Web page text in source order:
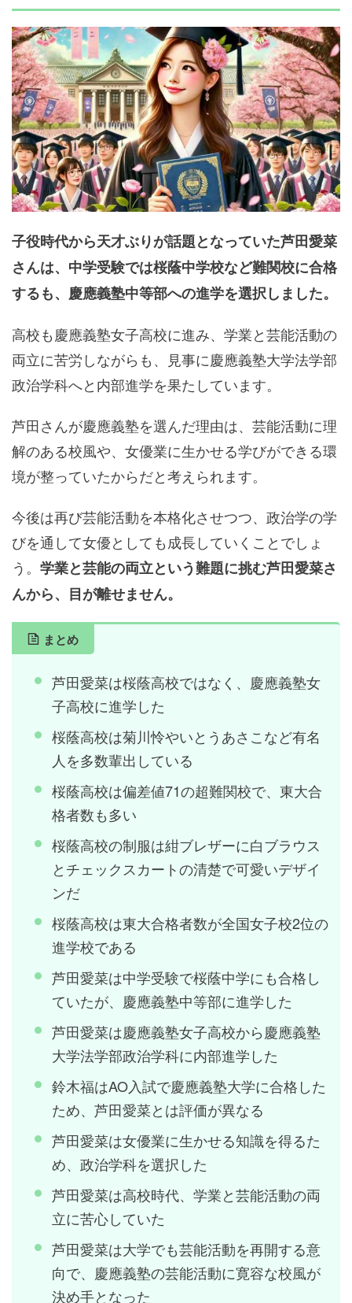
子役時代から天才ぶりが話題となっていた芦田愛菜
さんは、中学受験では桜蔭中学校など難関校に合格
するも、慶應義塾中等部への進学を選択しました。
高校も慶應義塾女子高校に進み、学業と芸能活動の
両立に苦労しながらも、見事に慶應義塾大学法学部
政治学科へと内部進学を果たしています。
芦田さんが慶應義塾を選んだ理由は、芸能活動に理
解のある校風や、女優業に生かせる学びができる環
境が整っていたからだと考えられます。
今後は再び芸能活動を本格化させつつ、政治学の学
びを通して女優としても成長していくことでしょ
う。 学業と芸能の両立という難題に挑む芦田愛菜さ
んから、目が離せません。
まとめ
芦田愛菜は桜蔭高校ではなく、慶應義塾女
子高校に進学した
桜蔭高校は菊川怜やいとうあさこなど有名
人を多数輩出している
桜蔭高校は偏差値71の超難関校で、東大合
格者数も多い
桜蔭高校の制服は紺ブレザーに白ブラウス
とチェックスカートの清楚で可愛いデザイ
ンだ
桜蔭高校は東大合格者数が全国女子校2位の
進学校である
芦田愛菜は中学受験で桜蔭中学にも合格し
ていたが、慶應義塾中等部に進学した
芦田愛菜は慶應義塾女子高校から慶應義塾
大学法学部政治学科に内部進学した
鈴木福はAO入試で慶應義塾大学に合格した
ため、芦田愛菜とは評価が異なる
芦田愛菜は女優業に生かせる知識を得るた
め、政治学科を選択した
芦田愛菜は高校時代、学業と芸能活動の両
立に苦心していた
芦田愛菜は大学でも芸能活動を再開する意
向で、慶應義塾の芸能活動に寛容な校風が
決め手となった